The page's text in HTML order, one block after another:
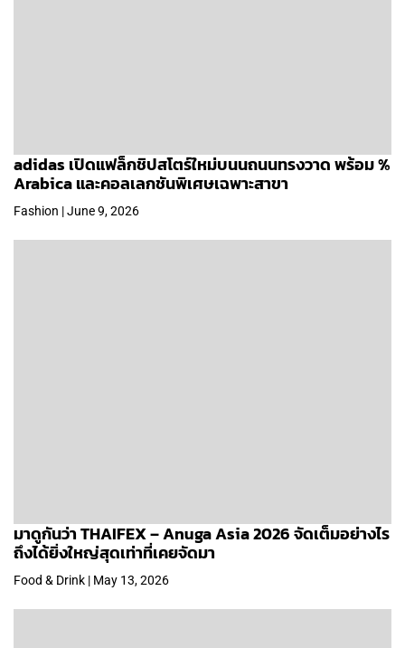
adidas เปิดแฟล็กชิปสโตร์ใหม่บนนถนนทรงวาด พร้อม %
Arabica และคอลเลกชันพิเศษเฉพาะสาขา
Fashion | June 9, 2026
มาดูกันว่า THAIFEX – Anuga Asia 2026 จัดเต็มอย่างไร
ถึงได้ยิ่งใหญ่สุดเท่าที่เคยจัดมา
Food & Drink | May 13, 2026